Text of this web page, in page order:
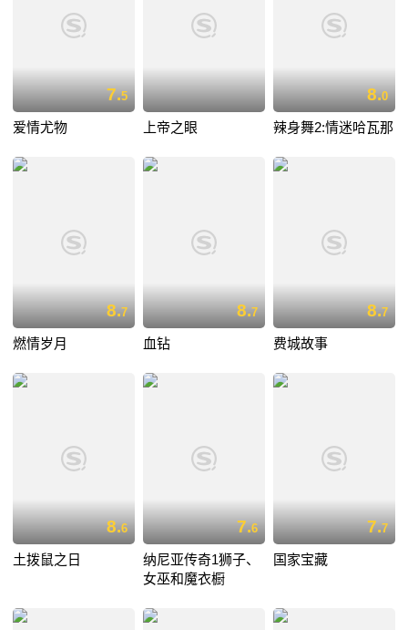
7.5
爱情尤物 上帝之眼
8.0
辣身舞2:情迷哈瓦那
8.7
燃情岁月
8.7
血钻
8.7
费城故事
8.6
土拨鼠之日
7.6
纳尼亚传奇1狮子、
女巫和魔衣橱
7.7
国家宝藏